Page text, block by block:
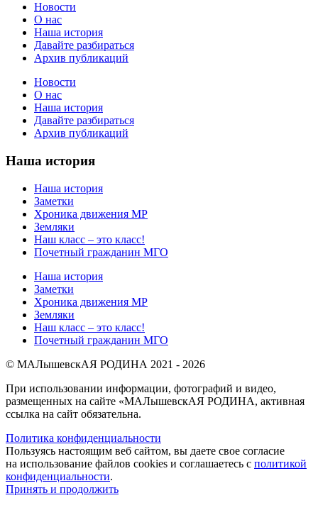
Новости
О нас
Наша история
Давайте разбираться
Архив публикаций
Новости
О нас
Наша история
Давайте разбираться
Архив публикаций
Наша история
Наша история
Заметки
Хроника движения МР
Земляки
Наш класс – это класс!
Почетный гражданин МГО
Наша история
Заметки
Хроника движения МР
Земляки
Наш класс – это класс!
Почетный гражданин МГО
© МАЛышевскАЯ РОДИНА 2021 - 2026
При использовании информации, фотографий и видео,
размещенных на сайте «МАЛышевскАЯ РОДИНА, активная
ссылка на сайт обязательна.
Политика конфиденциальности
Пользуясь настоящим веб сайтом, вы даете свое согласие
на использование файлов cookies и соглашаетесь с политикой
конфиденциальности.
Принять и продолжить